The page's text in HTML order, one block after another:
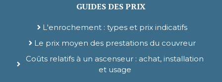
GUIDES DES PRIX
L'enrochement : types et prix indicatifs
Le prix moyen des prestations du couvreur
Coûts relatifs à un ascenseur : achat, installation
et usage